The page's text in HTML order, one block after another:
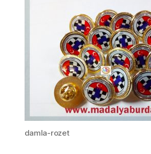
damla-rozet